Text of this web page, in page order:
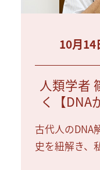
10月14
人類学者
く【DNA
古代人のDNA
史を紐解き、